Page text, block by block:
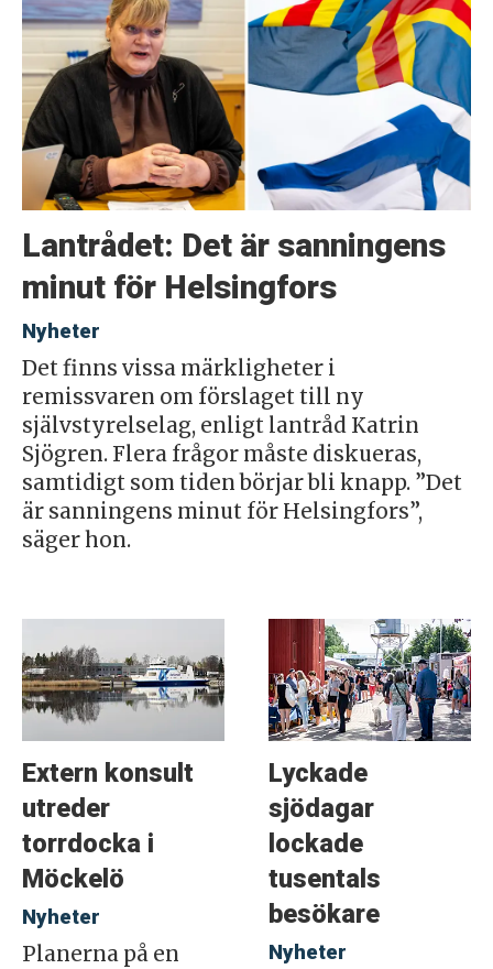
Lantrådet: Det är sanningens
minut för Helsingfors
Nyheter
Det finns vissa märkligheter i
remissvaren om förslaget till ny
självstyrelselag, enligt lantråd Katrin
Sjögren. Flera frågor måste diskueras,
samtidigt som tiden börjar bli knapp. ”Det
är sanningens minut för Helsingfors”,
säger hon.
Extern konsult
utreder
torrdocka i
Möckelö
Nyheter
Planerna på en
Lyckade
sjödagar
lockade
tusentals
besökare
Nyheter